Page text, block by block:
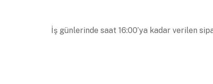
İş günlerinde saat 16:00’ya kadar verilen